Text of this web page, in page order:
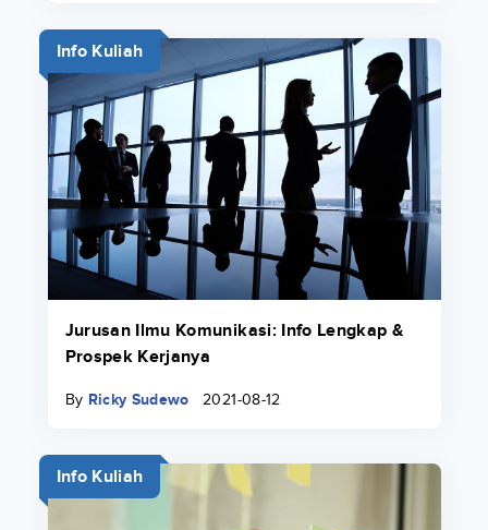
Info Kuliah
Jurusan Ilmu Komunikasi: Info Lengkap &
Prospek Kerjanya
By Ricky Sudewo 2021-08-12
Info Kuliah